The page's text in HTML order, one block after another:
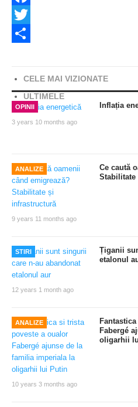
Facebook
Twitter
CELE MAI VIZIONATE
ULTIMELE
OPINII
3 years 10 months ago
Inflația
ANALIZE
9 years 11 months ago
Ce caută
STIRI
12 years 1 month ago
Țiganii
etalonul
ANALIZE
10 years 3 months ago
Fabergé
oligarhii